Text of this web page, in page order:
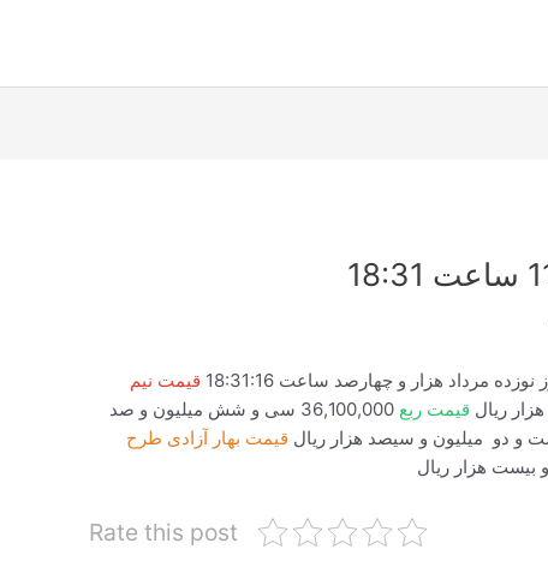
قیمت نیم
قیمت ربع
36,100,000 سی و شش میلیون و صد
قیمت بهار آزادی طرح
Rate this post